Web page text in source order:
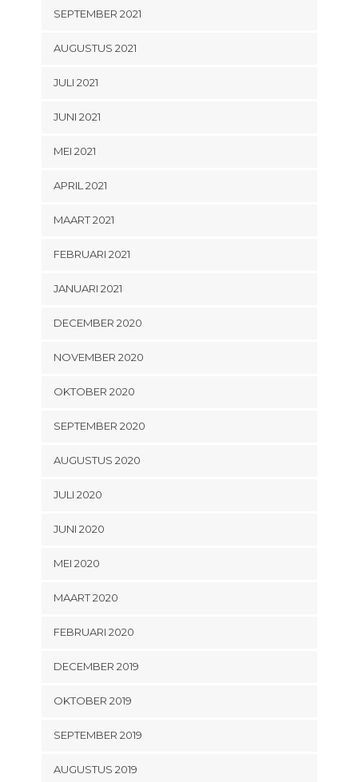
SEPTEMBER 2021
AUGUSTUS 2021
JULI 2021
JUNI 2021
MEI 2021
APRIL 2021
MAART 2021
FEBRUARI 2021
JANUARI 2021
DECEMBER 2020
NOVEMBER 2020
OKTOBER 2020
SEPTEMBER 2020
AUGUSTUS 2020
JULI 2020
JUNI 2020
MEI 2020
MAART 2020
FEBRUARI 2020
DECEMBER 2019
OKTOBER 2019
SEPTEMBER 2019
AUGUSTUS 2019